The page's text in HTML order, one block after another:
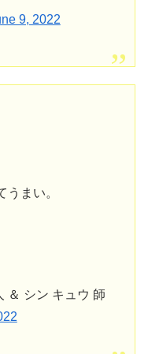
9, 2022
まい。
＆ シン キュウ 師